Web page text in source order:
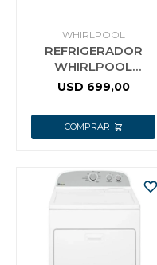
WHIRLPOOL
REFRIGERADOR
WHIRLPOOL
WRM45BBDWC 400L
FROST TURBO
FREEZER
USD 699,00
Vestimenta y calzado